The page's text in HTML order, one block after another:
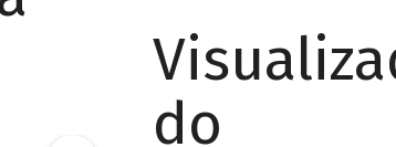
do